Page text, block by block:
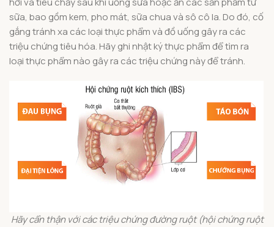
sữa, bao gồm kem, pho mát, sữa chua và sô cô la. Do đó, cố
gắng tránh xa các loại thực phẩm và đồ uống gây ra các
triệu chứng tiêu hóa. Hãy ghi nhật ký thực phẩm để tìm ra
loại thực phẩm nào gây ra các triệu chứng này để tránh.
Hãy cẩn thận với các triệu chứng đường ruột (hội chứng ruột